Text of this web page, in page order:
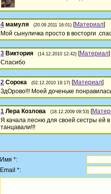
4 мамуля (20.09.2011 16:01) [Материал]
Мой сынуличка просто в восторги
3 Виктория (14.12.2010 12:42) [Материал]
Спасибо
2 Сорока (02.12.2010 19:17) [Материал]
ЗдОрово!!! Моей доченьке
1 Лера Козлова (18.12.2009 09:53) [
Я качала песню для своей сестры ей
танцавали!!!
Имя *:
Email *: